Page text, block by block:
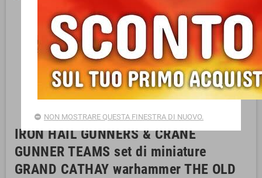
IRON HAIL GUNNERS & CRANE
GUNNER TEAMS set di miniature
GRAND CATHAY warhammer THE OLD
NON MOSTRARE QUESTA FINESTRA DI NUOVO.